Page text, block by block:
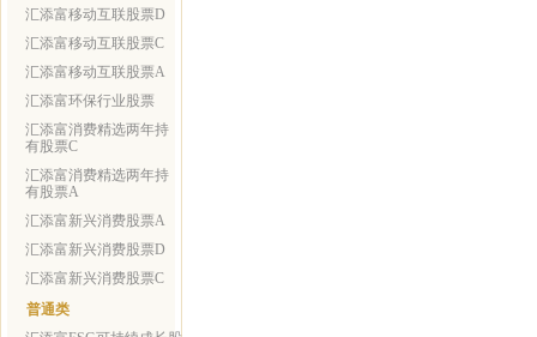
汇添富移动互联股票D
汇添富移动互联股票C
汇添富移动互联股票A
汇添富环保行业股票
汇添富消费精选两年持
有股票C
汇添富消费精选两年持
有股票A
汇添富新兴消费股票A
汇添富新兴消费股票D
汇添富新兴消费股票C
普通类